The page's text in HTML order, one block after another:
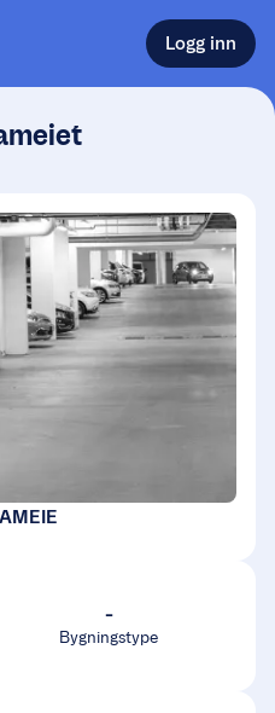
Logg inn
-
Bygningstype